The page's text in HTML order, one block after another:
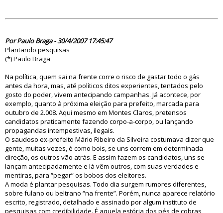
Por Paulo Braga - 30/4/2007 17:45:47
Plantando pesquisas
(*) Paulo Braga
Na política, quem sai na frente corre o risco de gastar todo o gás
antes da hora, mas, até políticos ditos experientes, tentados pelo
gosto do poder, vivem antecipando campanhas. Já acontece, por
exemplo, quanto à próxima eleição para prefeito, marcada para
outubro de 2.008. Aqui mesmo em Montes Claros, pretensos
candidatos praticamente fazendo corpo-a-corpo, ou lançando
propagandas intempestivas, ilegais.
O saudoso ex-prefeito Mário Ribeiro da Silveira costumava dizer que
gente, muitas vezes, é como bois, se uns correm em determinada
direção, os outros vão atrás. E assim fazem os candidatos, uns se
lançam antecipadamente e lá vêm outros, com suas verdades e
mentiras, para “pegar” os bobos dos eleitores.
A moda é plantar pesquisas. Todo dia surgem rumores diferentes,
sobre fulano ou beltrano “na frente”. Porém, nunca aparece relatório
escrito, registrado, detalhado e assinado por algum instituto de
pesquisas com credibilidade. É aquela estória dos pés de cobras,